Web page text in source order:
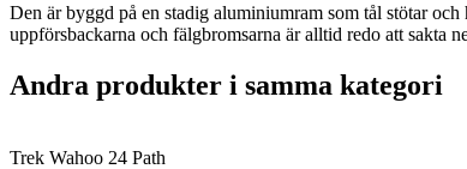
Den är byggd på en stadig aluminiumram som tål stötar
uppförsbackarna och fälgbromsarna är alltid redo att sakta
Andra produkter i samma kategori
Trek Wahoo 24 Path